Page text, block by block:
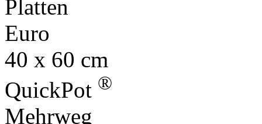
Platten
Euro
40 x 60 cm
QuickPot ®
Mehrweg